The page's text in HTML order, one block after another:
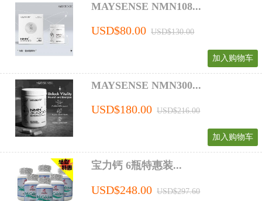
MAYSENSE NMN108...
USD$80.00 USD$130.00
加入购物车
MAYSENSE NMN300...
USD$180.00 USD$216.00
加入购物车
宝力钙 6瓶特惠装...
USD$248.00 USD$297.60